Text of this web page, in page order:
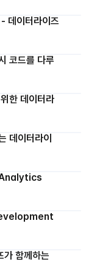
이터라이즈
코드를 다루
한 데이터라
데이터라이
Analytics
함께하는